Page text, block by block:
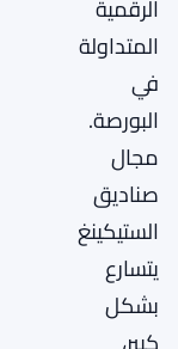
الرقمية
المتداولة
في
البورصة.
مجال
صناديق
الستيكينغ
يتسارع
بشكل